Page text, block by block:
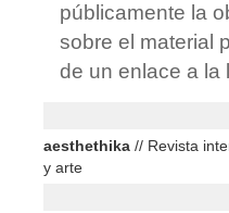
públicamente la
sobre el material
de un enlace a la
aesthethika // Revista
y arte